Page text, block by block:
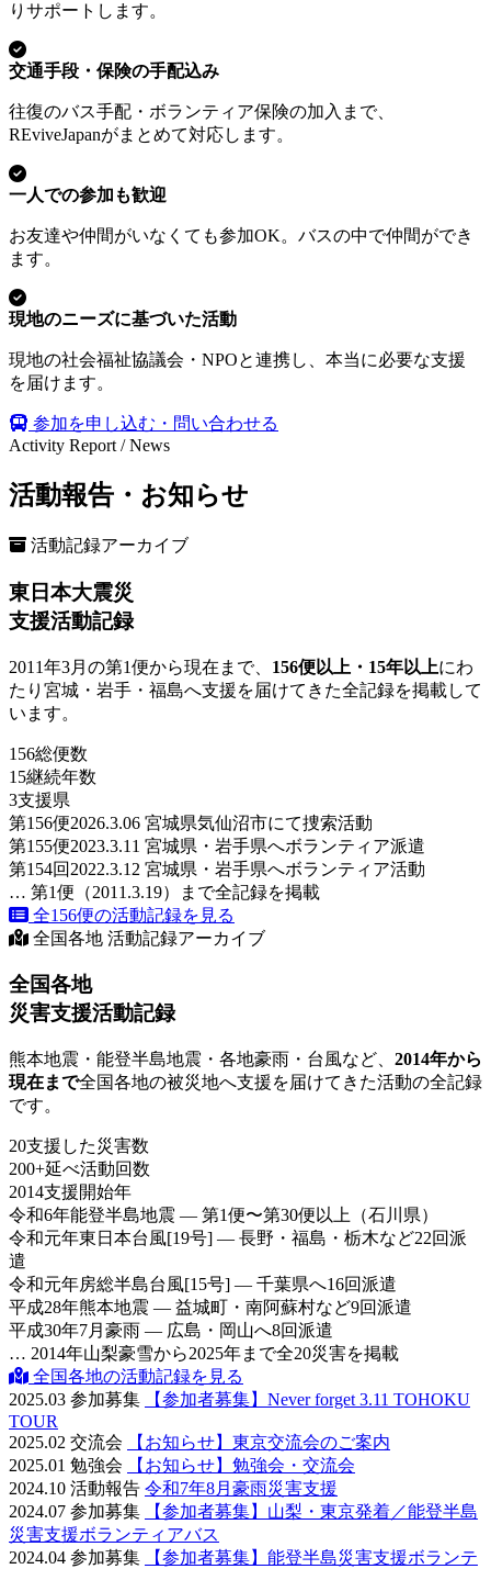
りサポートします。
交通手段・保険の手配込み
往復のバス手配・ボランティア保険の加入まで、
REviveJapanがまとめて対応します。
一人での参加も歓迎
お友達や仲間がいなくても参加OK。バスの中で仲間ができ
ます。
現地のニーズに基づいた活動
現地の社会福祉協議会・NPOと連携し、本当に必要な支援
を届けます。
参加を申し込む・問い合わせる
Activity Report / News
活動報告・お知らせ
活動記録アーカイブ
東日本大震災
支援活動記録
2011年3月の第1便から現在まで、 156便以上・15年以上にわ
たり宮城・岩手・福島へ支援を届けてきた全記録を掲載して
います。
156総便数
15継続年数
3支援県
第156便2026.3.06 宮城県気仙沼市にて捜索活動
第155便2023.3.11 宮城県・岩手県へボランティア派遣
第154回 2022.3.12 宮城県・岩手県へボランティア活動
… 第1便（2011.3.19）まで全記録を掲載
全156便の活動記録を見る
全国各地 活動記録アーカイブ
全国各地
災害支援活動記録
熊本地震・能登半島地震・各地豪雨・台風など、 2014年から
現在まで全国各地の被災地へ支援を届けてきた活動の全記録
です。
20支援した災害数
200+延べ活動回数
2014支援開始年
令和6年能登半島地震 — 第1便〜第30便以上（石川県）
令和元年東日本台風[19号] — 長野・福島・栃木など22回派
遣
令和元年房総半島台風[15号] — 千葉県へ16回派遣
平成28年熊本地震 — 益城町・南阿蘇村など9回派遣
平成30年7月豪雨 — 広島・岡山へ8回派遣
… 2014年山梨豪雪から2025年まで全20災害を掲載
全国各地の活動記録を見る
2025.03 参加募集
【参加者募集】Never forget 3.11 TOHOKU
TOUR
2025.02 交流会
【お知らせ】東京交流会のご案内
2025.01 勉強会
【お知らせ】勉強会・交流会
2024.10 活動報告 令和7年8月豪雨災害支援
2024.07 参加募集
【参加者募集】山梨・東京発着／能登半島
災害支援ボランティアバス
2024.04 参加募集
【参加者募集】能登半島災害支援ボランテ